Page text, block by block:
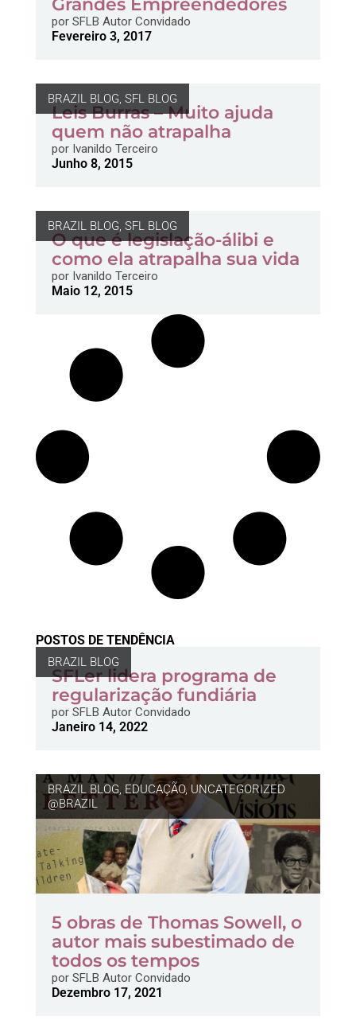
Grandes Empreendedores
porSFLB Autor Convidado
Fevereiro 3, 2017
BRAZIL BLOG, SFL BLOG
Leis Burras – Muito ajuda
quem não atrapalha
porIvanildo Terceiro
Junho 8, 2015
BRAZIL BLOG, SFL BLOG
O que é legislação-álibi e
como ela atrapalha sua vida
porIvanildo Terceiro
Maio 12, 2015
POSTOS DE TENDÊNCIA
BRAZIL BLOG
SFLer lidera programa de
regularização fundiária
porSFLB Autor Convidado
Janeiro 14, 2022
BRAZIL BLOG, EDUCAÇÃO, UNCATEGORIZED
@BRAZIL
5 obras de Thomas Sowell, o
autor mais subestimado de
todos os tempos
porSFLB Autor Convidado
Dezembro 17, 2021